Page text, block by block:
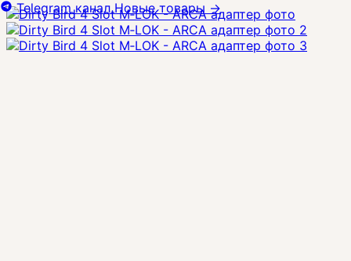
Telegram канал Новые товары →